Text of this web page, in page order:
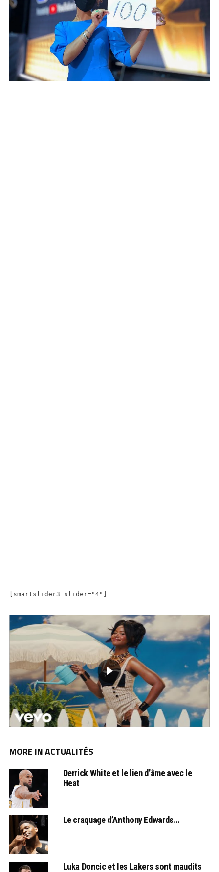
[smartslider3 slider="4"]
MORE IN ACTUALITÉS
Derrick White et le lien d’âme avec le
Heat
Le craquage d’Anthony Edwards…
Luka Doncic et les Lakers sont maudits